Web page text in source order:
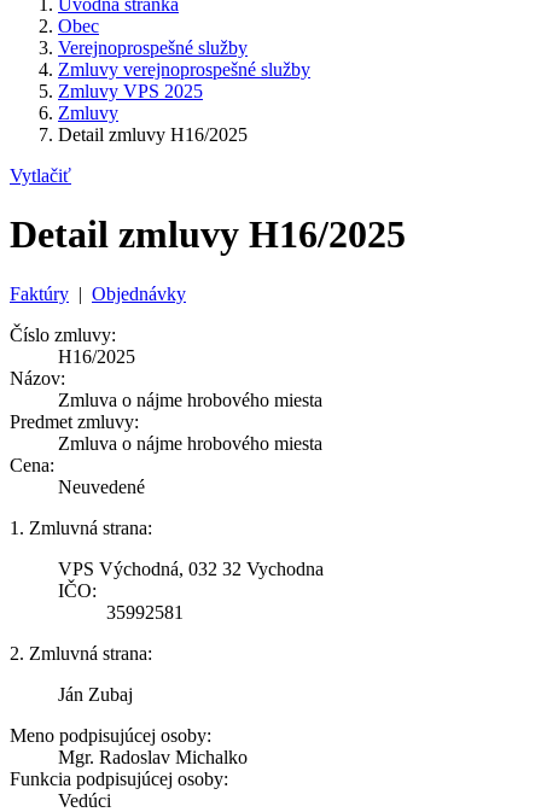
Obec
Verejnoprospešné služby
Zmluvy verejnoprospešné služby
Zmluvy VPS 2025
Zmluvy
Detail zmluvy H16/2025
Vytlačiť
Detail zmluvy H16/2025
Faktúry | Objednávky
Číslo zmluvy:
H16/2025
Názov:
Zmluva o nájme hrobového miesta
Predmet zmluvy:
Zmluva o nájme hrobového miesta
Cena:
Neuvedené
1. Zmluvná strana:
VPS Východná, 032 32 Vychodna
IČO:
35992581
2. Zmluvná strana:
Ján Zubaj
Meno podpisujúcej osoby:
Mgr. Radoslav Michalko
Funkcia podpisujúcej osoby:
Vedúci